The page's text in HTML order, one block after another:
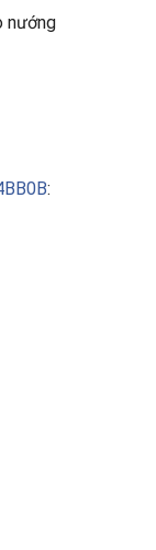
nướng
: